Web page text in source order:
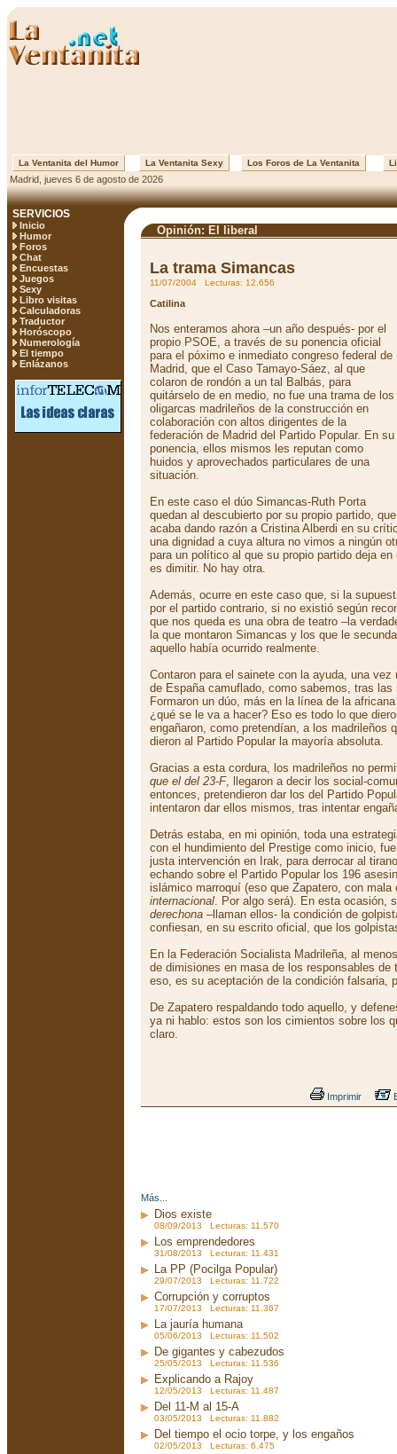
La Ventanita del Humor La Ventanita Sexy Los Foros de La Ventanita
Madrid, jueves 6 de agosto de 2026
SERVICIOS
Inicio
Humor
Foros
Chat
Encuestas
Juegos
Sexy
Libro visitas
Calculadoras
Traductor
Horóscopo
Numerología
El tiempo
Enlázanos
Opinión: El liberal
La trama Simancas
11/07/2004 Lecturas: 12.656
Catilina
Nos enteramos ahora –un año después- por el
propio PSOE, a través de su ponencia oficial
para el póximo e inmediato congreso federal de
Madrid, que el Caso Tamayo-Sáez, al que
colaron de rondón a un tal Balbás, para
quitárselo de en medio, no fue una trama de los
oligarcas madrileños de la construcción en
colaboración con altos dirigentes de la
federación de Madrid del Partido Popular. En su
ponencia, ellos mismos les reputan como
huidos y aprovechados particulares de una
situación.
En este caso el dúo Simancas-Ruth Porta
quedan al descubierto por su propio partido, que
acaba dando razón a Cristina Alberdi en su
una dignidad a cuya altura no vimos a ningún
para un político al que su propio partido deja
es dimitir. No hay otra.
Además, ocurre en este caso que, si la
por el partido contrario, si no existió según
que nos queda es una obra de teatro –la
la que montaron Simancas y los que le
aquello había ocurrido realmente.
Contaron para el sainete con la ayuda, una
de España camuflado, como sabemos, tras
Formaron un dúo, más en la línea de la
¿qué se le va a hacer? Eso es todo lo que
engañaron, como pretendían, a los madrileños
dieron al Partido Popular la mayoría absoluta.
Gracias a esta cordura, los madrileños no
que el del 23-F, llegaron a decir los social-
entonces, pretendieron dar los del Partido
intentaron dar ellos mismos, tras intentar
Detrás estaba, en mi opinión, toda una
con el hundimiento del Prestige como inicio,
justa intervención en Irak, para derrocar al
echando sobre el Partido Popular los 196
islámico marroquí (eso que Zapatero, con
internacional. Por algo será). En esta ocasión,
derechona –llaman ellos- la condición de
confiesan, en su escrito oficial, que los
En la Federación Socialista Madrileña, al
de dimisiones en masa de los responsables de
eso, es su aceptación de la condición falsaria,
De Zapatero respaldando todo aquello, y
ya ni hablo: estos son los cimientos sobre los
claro.
Imprimir
Más...
Dios existe
08/09/2013 Lecturas: 11.570
Los emprendedores
31/08/2013 Lecturas: 11.431
La PP (Pocilga Popular)
29/07/2013 Lecturas: 11.722
Corrupción y corruptos
17/07/2013 Lecturas: 11.367
La jauría humana
05/06/2013 Lecturas: 11.502
De gigantes y cabezudos
25/05/2013 Lecturas: 11.536
Explicando a Rajoy
12/05/2013 Lecturas: 11.487
Del 11-M al 15-A
03/05/2013 Lecturas: 11.882
Del tiempo el ocio torpe, y los engaños
02/05/2013 Lecturas: 6.475